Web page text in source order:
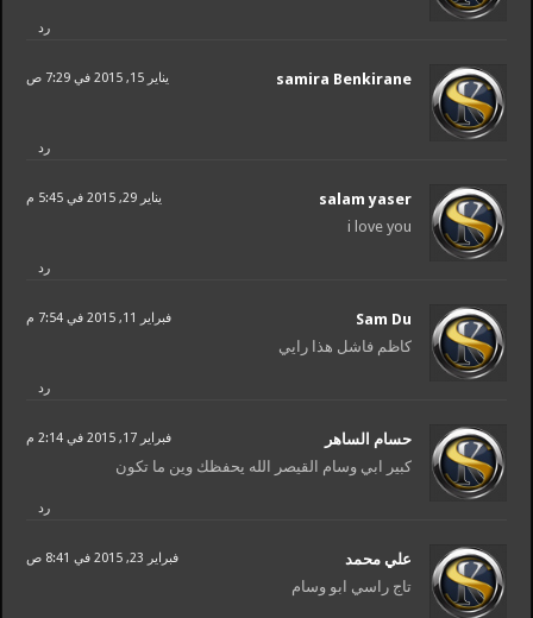
رد
samira Benkirane يناير 15, 2015 في 7:29 ص
رد
salam yaser يناير 29, 2015 في 5:45 م
i love you
رد
Sam Du فبراير 11, 2015 في 7:54 م
كاظم فاشل هذا رايي
رد
حسام الساهر فبراير 17, 2015 في 2:14 م
كبير ابي وسام القيصر الله يحفظك وين ما تكون
رد
علي محمد فبراير 23, 2015 في 8:41 ص
تاج راسي ابو وسام